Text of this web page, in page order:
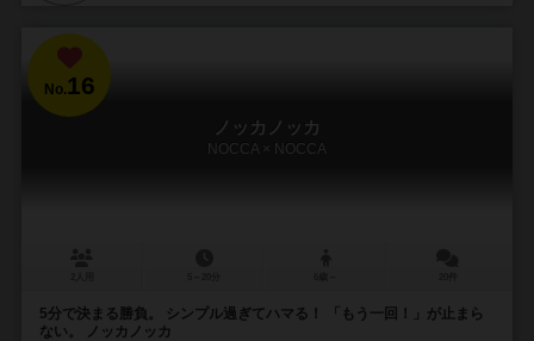
No. 16
ノッカノッカ
NOCCA × NOCCA
5分で決まる勝負。 シンプル過ぎてハマる！ 「もう一回！」が止まら
ない。 ノッカノッカ